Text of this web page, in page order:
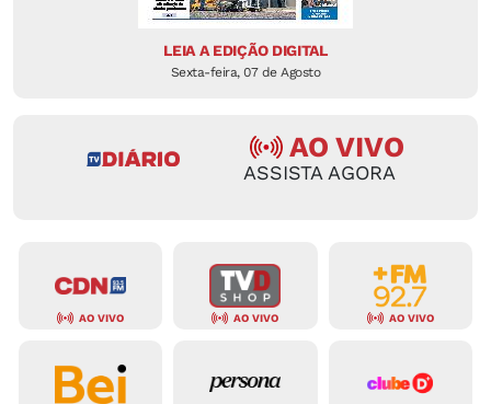
LEIA A EDIÇÃO DIGITAL
Sexta-feira, 07 de Agosto
AO VIVO
ASSISTA AGORA
AO VIVO AO VIVO AO VIVO